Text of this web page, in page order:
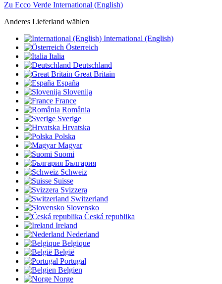
Zu Ecco Verde International (English)
Anderes Lieferland wählen
International (English)
Österreich
Italia
Deutschland
Great Britain
España
Slovenija
France
România
Sverige
Hrvatska
Polska
Magyar
Suomi
България
Schweiz
Suisse
Svizzera
Switzerland
Slovensko
Česká republika
Ireland
Nederland
Belgique
België
Portugal
Belgien
Norge